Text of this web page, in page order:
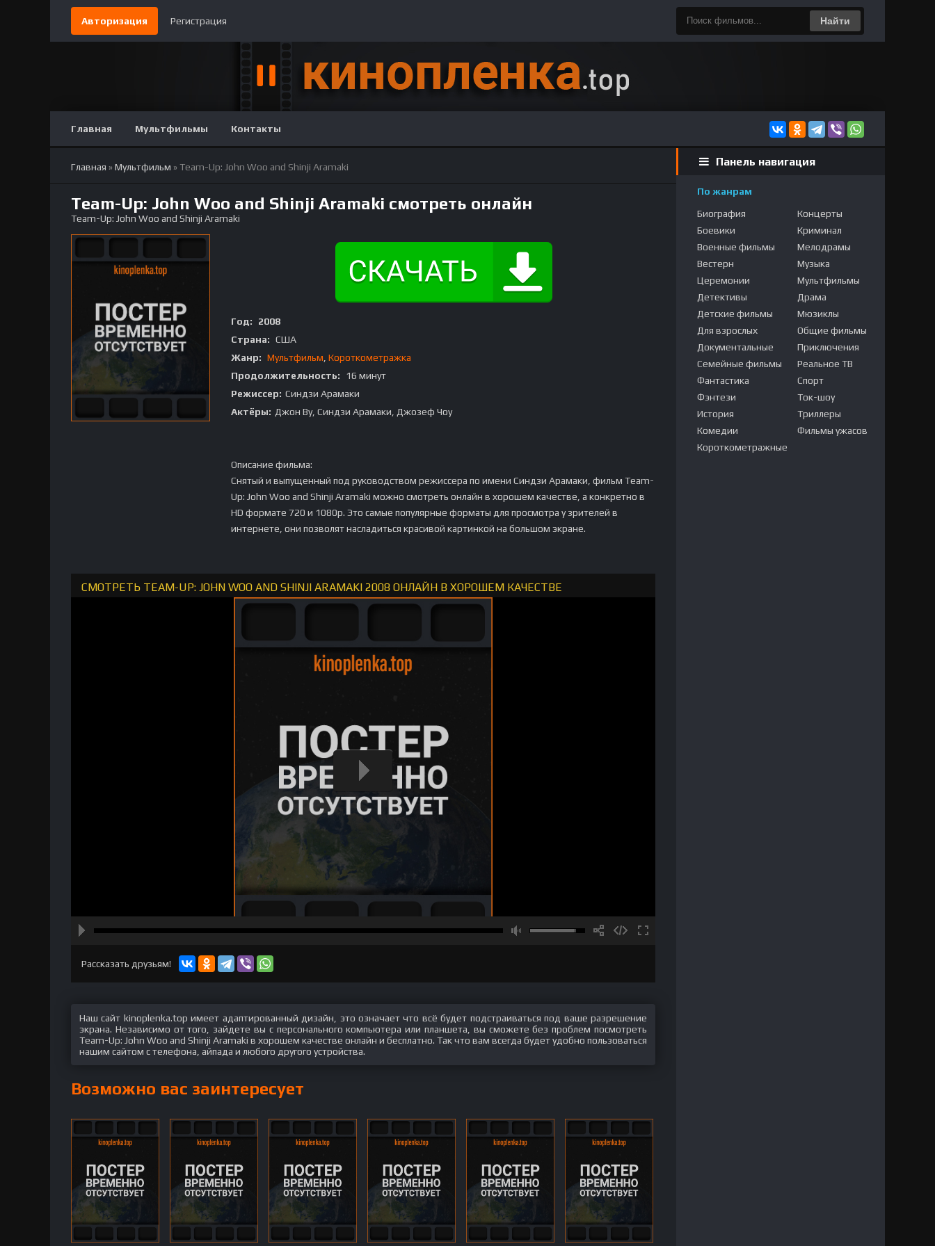
Авторизация Регистрация Найти
Главная Мультфильмы Контакты
Главная »Мультфильм » Team-Up: John Woo and Shinji Aramaki
Team-Up: John Woo and Shinji Aramaki смотреть онлайн
Team-Up: John Woo and Shinji Aramaki
Год:
2008
Страна: США
Жанр: Мультфильм Короткометражка
Продолжительность:
16 минут
Режиссер: Синдзи Арамаки
Актёры: Джон Ву, Синдзи Арамаки, Джозеф Чоу
Описание фильма:
Снятый и выпущенный под руководством режиссера по имени Синдзи Арамаки, фильм Team-
Up: John Woo and Shinji Aramaki можно смотреть онлайн в хорошем качестве, а конкретно в
HD формате 720 и 1080p. Это самые популярные форматы для просмотра у зрителей в
интернете, они позволят насладиться красивой картинкой на большом экране.
СМОТРЕТЬ TEAM-UP: JOHN WOO AND SHINJI ARAMAKI 2008 ОНЛАЙН В ХОРОШЕМ КАЧЕСТВЕ
Рассказать друзьям!
Наш сайт kinoplenka.top имеет адаптированный дизайн, это означает что всё будет подстраиваться под ваше разрешение
экрана. Независимо от того, зайдете вы с персонального компьютера или планшета, вы сможете без проблем посмотреть
Team-Up: John Woo and Shinji Aramaki в хорошем качестве онлайн и бесплатно. Так что вам всегда будет удобно пользоваться
нашим сайтом с телефона, айпада и любого другого устройства.
Возможно вас заинтересует
Панель навигация
По жанрам
Биография
Боевики
Военные фильмы
Вестерн
Церемонии
Детективы
Детские фильмы
Для взрослых
Документальные
Семейные фильмы
Фантастика
Фэнтези
История
Комедии
Короткометражные
Концерты
Криминал
Мелодрамы
Музыка
Мультфильмы
Драма
Мюзиклы
Общие фильмы
Приключения
Реальное ТВ
Спорт
Ток-шоу
Триллеры
Фильмы ужасов